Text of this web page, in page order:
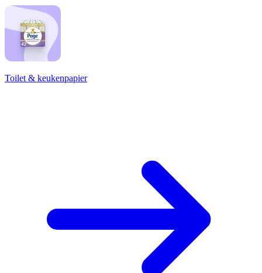
Toilet & keukenpapier